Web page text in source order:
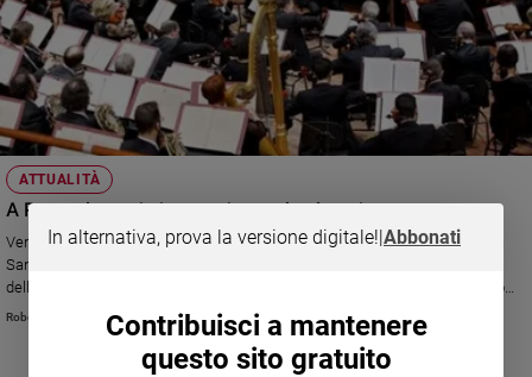
del
giorno
Santo
del
giorno
Società
e
valori
Ambiente
e
Creato
ATTUALITÀ
A Roma riprende la grande musica in sala e a teatro
Venerdì 16 si inaugura la stagione sinfonica dell'Accademia Nazionale di
Santa Cecilia con musiche di Bruckner e Mahler. Domenica 18 il Teatro
dell'Opera di Roma riapre le porte del Costanzi per un nuovo allestimento
del Singspiel di Mozart "Zaide".
Roberto Zichittella
In alternativa, prova la versione digitale!|Abbonati
Contribuisci a mantenere
questo sito gratuito